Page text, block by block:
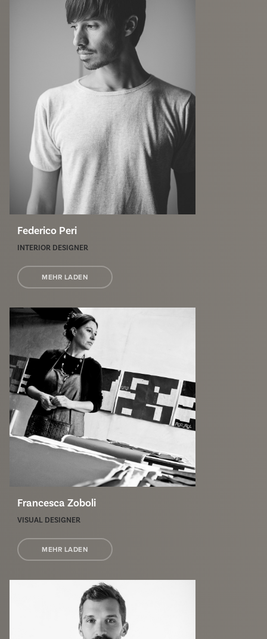
Federico Peri
INTERIOR DESIGNER
MEHR LADEN
Francesca Zoboli
VISUAL DESIGNER
MEHR LADEN